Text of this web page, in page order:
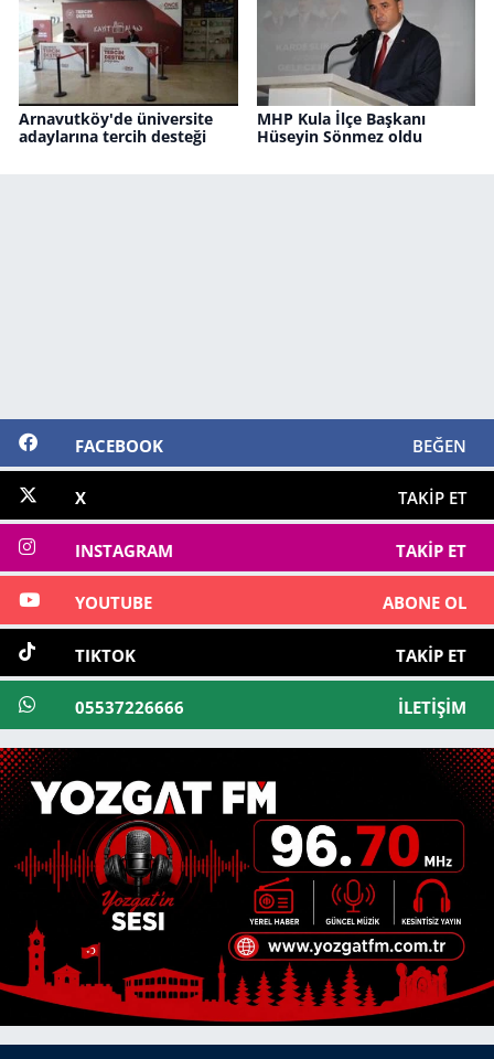
Arnavutköy'de üniversite
adaylarına tercih desteği
MHP Kula İlçe Başkanı
Hüseyin Sönmez oldu
FACEBOOK BEĞEN
X TAKIP ET
INSTAGRAM TAKIP ET
YOUTUBE ABONE OL
TIKTOK TAKIP ET
05537226666 İLETIŞIM